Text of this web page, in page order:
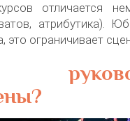
отличается
атрибутика).
это ограничивает